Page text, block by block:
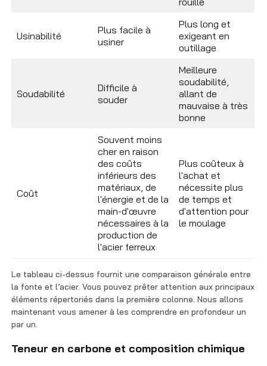
Usinabilité
Plus facile à
usiner
Plus long et
exigeant en
outillage
Soudabilité
Difficile à
souder
Meilleure
soudabilité,
allant de
mauvaise à très
bonne
Coût
Souvent moins
cher en raison
des coûts
inférieurs des
matériaux, de
l'énergie et de la
main-d'œuvre
nécessaires à la
production de
l'acier ferreux
Plus coûteux à
l'achat et
nécessite plus
de temps et
d'attention pour
le moulage
Le tableau ci-dessus fournit une comparaison générale entre
la fonte et l’acier. Vous pouvez prêter attention aux principaux
éléments répertoriés dans la première colonne. Nous allons
maintenant vous amener à les comprendre en profondeur un
par un.
Teneur en carbone et composition chimique